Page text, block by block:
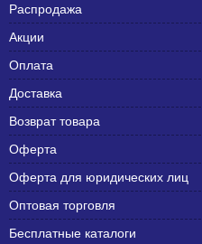
Распродажа
Акции
Оплата
Доставка
Возврат товара
Оферта
Оферта для юридических лиц
Оптовая торговля
Бесплатные каталоги